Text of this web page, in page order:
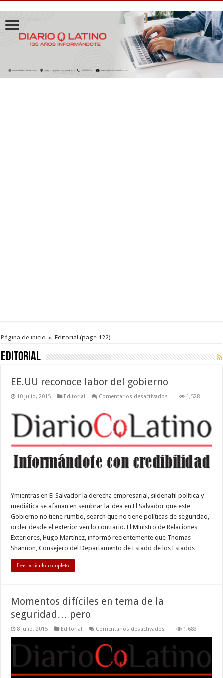
Página de inicio » Editorial (page 122)
Editorial
EE.UU reconoce labor del gobierno
10 julio, 2015 Editorial Comentarios desactivados
labor
del
1,528
Ymientras en El Salvador la derecha empresarial, sildenafil política y
mediática se afanan en sembrar la idea en El Salvador que este
Gobierno no tiene rumbo, search que no tiene políticas de seguridad,
order desde el exterior ven lo contrario. El Ministro de Relaciones
Exteriores, Hugo Martínez, informó recientemente que Thomas
Shannon, Consejero del Departamento de Estado de los Estados …
Leer artículo completo
Momentos difíciles en tema de la
seguridad… pero
8 julio, 2015 Editorial Comentarios desactivados
la
seguridad…
1,683